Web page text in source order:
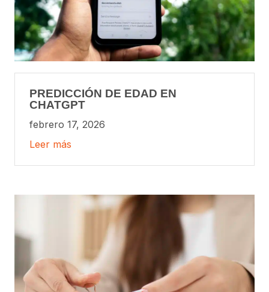
PREDICCIÓN DE EDAD EN
CHATGPT
febrero 17, 2026
Leer más